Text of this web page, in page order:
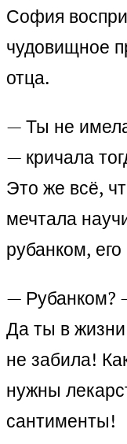
София
чудовищное
отца.
— Ты не
— кричала
Это же всё,
мечтала
рубанком,
— Рубанком?
Да ты в жизни
не забила!
нужны
сантименты!